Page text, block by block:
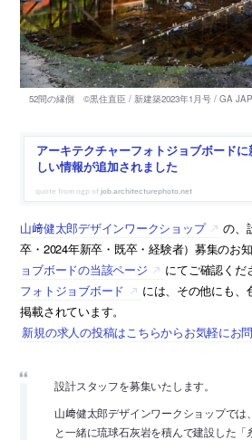
アーキテクチャーフォトジョブボードに
しい情報が追加されました
job.architecturephoto.net
山﨑健太郎デザインワークショップ
の、
卒・2024年新卒・既卒・経験者）募集のお
ョブボードの当該ページ
にてご確認くだ
フォトジョブボード
には、その他にも、
掲載されています。
新規の求人の投稿はこちらからお気軽にお
設計スタッフを募集いたします。
山﨑健太郎デザインワークショップでは
と一緒に琉球石灰岩を積んで建設した